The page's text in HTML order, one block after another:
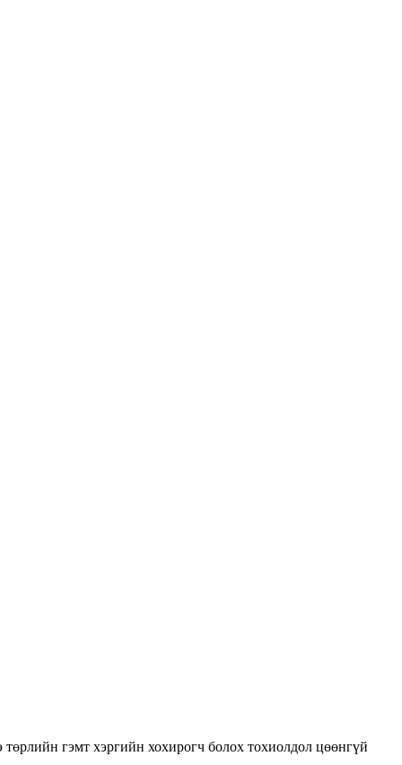
төрлийн гэмт хэргийн хохирогч болох тохиолдол цөөнгүй